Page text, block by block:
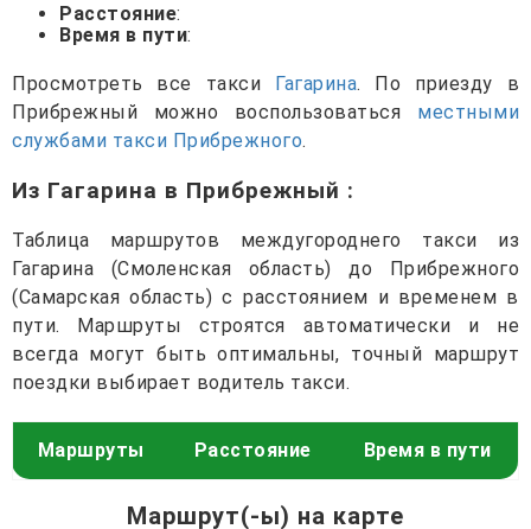
Расстояние:
Время в пути:
Просмотреть все такси Гагарина. По приезду в
Прибрежный можно воспользоваться местными
службами такси Прибрежного.
Из Гагарина в Прибрежный :
Таблица маршрутов междугороднего такси из
Гагарина (Смоленская область) до Прибрежного
(Самарская область) с расстоянием и временем в
пути. Маршруты строятся автоматически и не
всегда могут быть оптимальны, точный маршрут
поездки выбирает водитель такси.
Маршруты Расстояние Время в пути
Маршрут(-ы) на карте